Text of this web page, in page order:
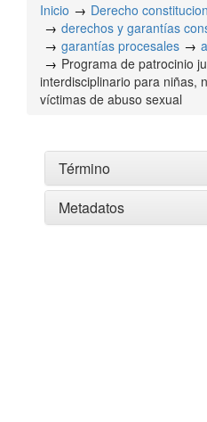
Inicio
Derecho
derechos y garantías
garantías procesales
Programa de patrocinio
interdisciplinario para niñas,
víctimas de abuso sexual
Término
Metadatos